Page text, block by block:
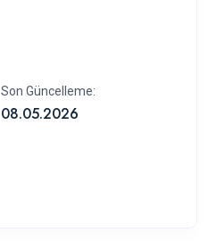
Son Güncelleme:
08.05.2026